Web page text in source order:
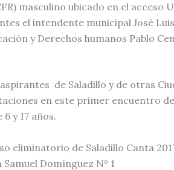
masculino ubicado en el acceso
el intendente municipal José
y Derechos humanos Pablo
de Saladillo y de otras
en este primer encuentro
y 17 años.
eliminatorio de Saladillo Canta
Domínguez Nº 1